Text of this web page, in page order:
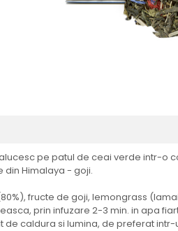
pe patul de ceai verde intr-o
din Himalaya - goji.
fructe de goji, lemongrass
prin infuzare 2-3 min. in apa
de caldura si lumina, de preferat